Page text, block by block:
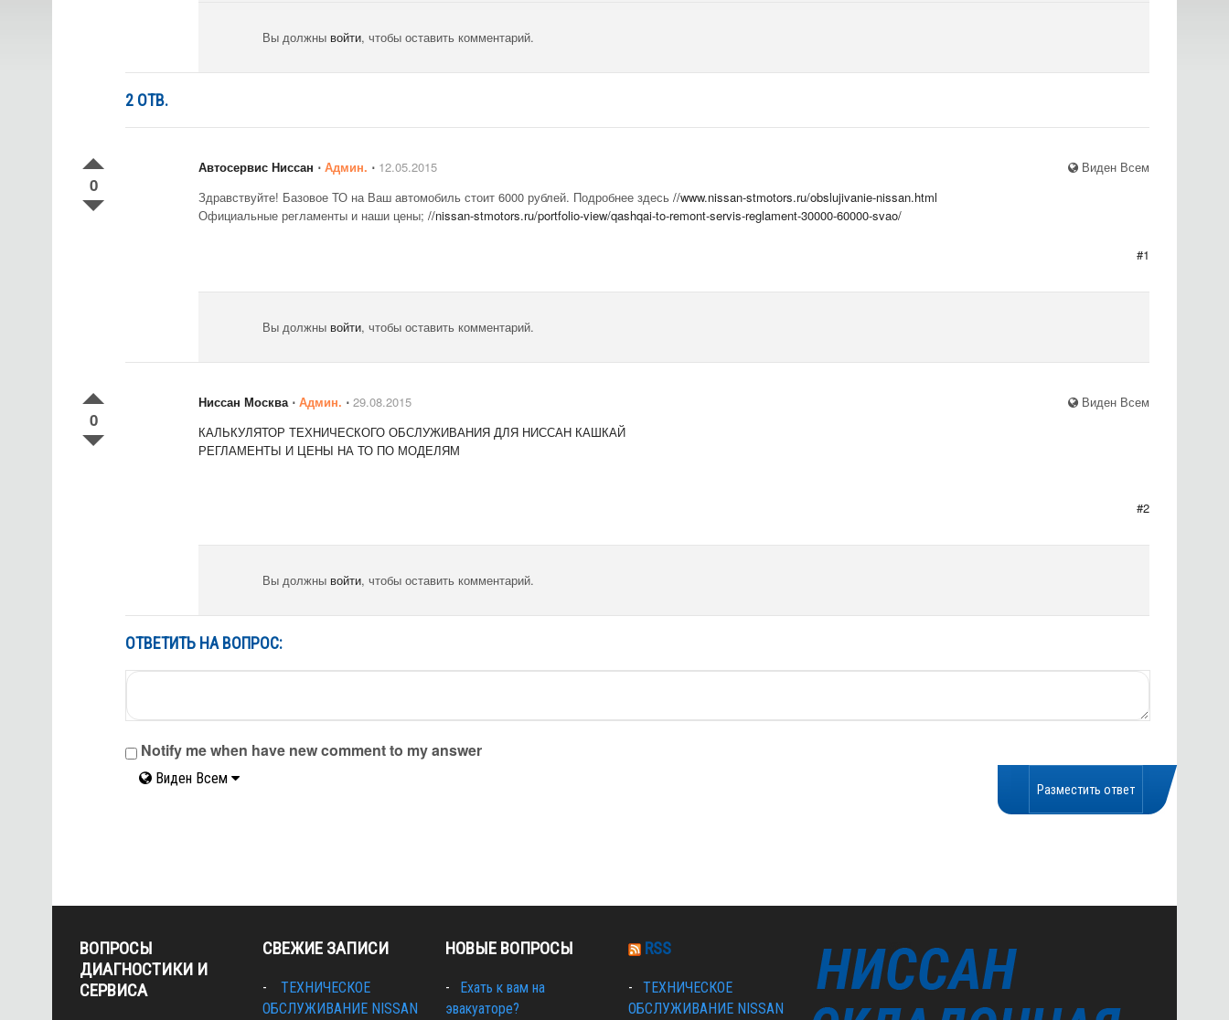
Вы должны войти, чтобы оставить комментарий.
2 ОТВ.
0
Виден Всем
Автосервис Ниссан ⋅ Админ. ⋅ 12.05.2015
Здравствуйте! Базовое ТО на Ваш автомобиль стоит 6000 рублей. Подробнее здесь //www.nissan-stmotors.ru/obslujivanie-nissan.html
Официальные регламенты и наши цены; //nissan-stmotors.ru/portfolio-view/qashqai-to-remont-servis-reglament-30000-60000-svao/
#1
Вы должны войти, чтобы оставить комментарий.
0
Виден Всем
Ниссан Москва ⋅ Админ. ⋅ 29.08.2015
КАЛЬКУЛЯТОР ТЕХНИЧЕСКОГО ОБСЛУЖИВАНИЯ ДЛЯ НИССАН КАШКАЙ
РЕГЛАМЕНТЫ И ЦЕНЫ НА ТО ПО МОДЕЛЯМ
#2
Вы должны войти, чтобы оставить комментарий.
ОТВЕТИТЬ НА ВОПРОС:
Notify me when have new comment to my answer
Виден Всем
ВОПРОСЫ
ДИАГНОСТИКИ И
СЕРВИСА
СВЕЖИЕ ЗАПИСИ
ТЕХНИЧЕСКОЕ
ОБСЛУЖИВАНИЕ NISSAN
НОВЫЕ ВОПРОСЫ
Ехать к вам на
эвакуаторе?
RSS
ТЕХНИЧЕСКОЕ
ОБСЛУЖИВАНИЕ NISSAN